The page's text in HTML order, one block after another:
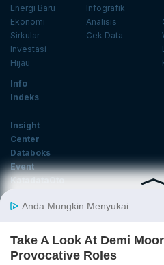
Energi Baru
Ekonomi
Sirkular
Investasi
Hijau
Infografik
Analisis
Cek Data
Info
Indeks
Insight
Center
Databoks
Event
KatadataOto
Email